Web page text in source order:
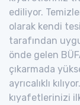
ediliyor.
olarak kendi
tarafından
önde gelen
çıkarmada
ayrıcalıklı
kıyafetlerinizi